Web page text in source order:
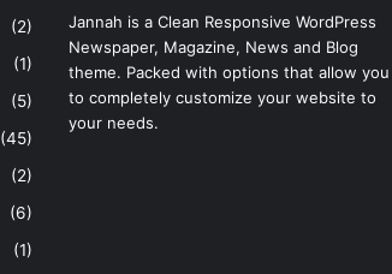
(2)
(1)
(5)
(45)
(2)
(6)
(1)
Jannah is a Clean Responsive WordPress
Newspaper, Magazine, News and Blog
theme. Packed with options that allow you
to completely customize your website to
your needs.